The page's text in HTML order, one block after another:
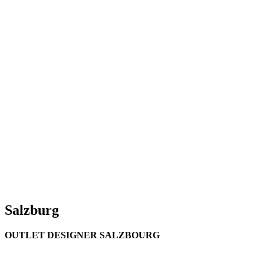
Salzburg
OUTLET DESIGNER SALZBOURG